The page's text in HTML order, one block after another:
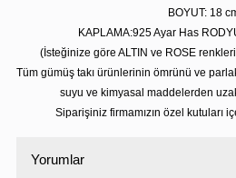
BOYUT: 18
KAPLAMA:925 Ayar Has
(İsteğinize göre ALTIN ve ROSE
Tüm gümüş takı ürünlerinin ömrünü ve
suyu ve kimyasal maddelerden
Siparişiniz firmamızın özel kutuları
Yorumlar